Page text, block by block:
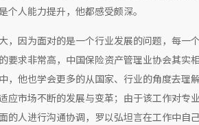
个人能力提升，他都感受颇深。
，因为面对的是一个行业发展的问题，每
要求非常高，中国保险资产管理业协会其
，他也学会更多的从国家、行业的角度去
应市场不断的发展与变革；由于该工作对
的人进行沟通协调，罗以弘坦言在工作中自